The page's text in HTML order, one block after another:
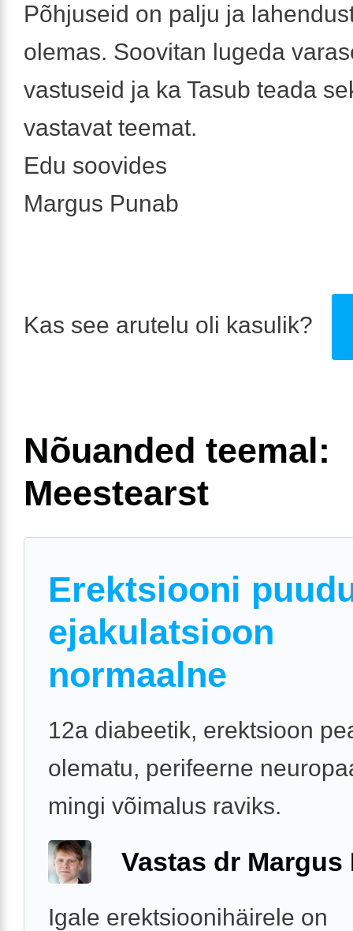
Põhjuseid on palju ja
olemas. Soovitan lugeda
vastuseid ja ka Tasub teada
vastavat teemat.
Edu soovides
Margus Punab
Kas see arutelu oli kasulik?
Nõuanded teemal:
Meestearst
Erektsiooni
ejakulatsioon
normaalne
12a diabeetik, erektsioon
olematu, perifeerne
mingi võimalus raviks.
Vastas dr Margus
Igale erektsioonihäirele on